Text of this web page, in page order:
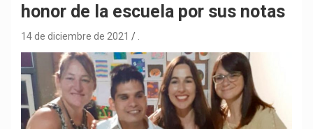
honor de la escuela por sus notas
14 de diciembre de 2021